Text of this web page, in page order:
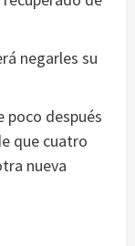
negarles su
poco después
que cuatro
nueva